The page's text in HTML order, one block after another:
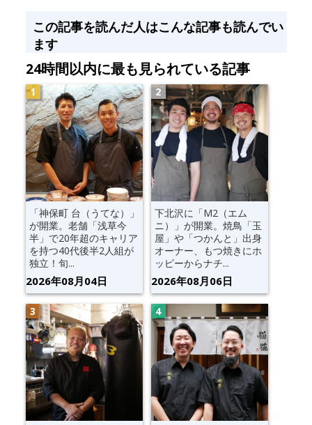
この記事を読んだ人はこんな記事も読んでい
ます
24時間以内に最も見られている記事
「神保町 台（うてな）」
が開業。老舗「浅草今
半」で20年超のキャリア
を持つ40代後半2人組が
独立！旬...
2026年08月04日
下北沢に「M2（エム
ニ）」が開業。焼鳥「玉
屋」や「つかんと」出身
オーナー、もつ焼きにホ
ッピーからナチ...
2026年08月06日